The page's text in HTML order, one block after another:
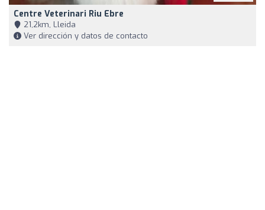
Centre Veterinari Riu Ebre
21,2km, Lleida
Ver dirección y datos de contacto